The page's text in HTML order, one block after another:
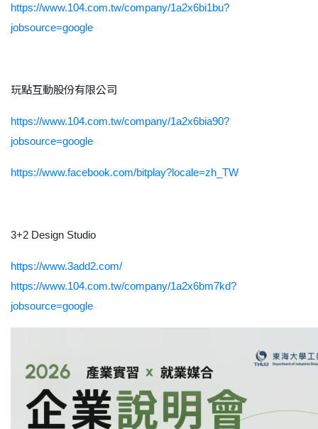
https://www.104.com.tw/company/1a2x6bi1bu?
jobsource=google
玩點互動股份有限公司
https://www.104.com.tw/company/1a2x6bia90?
jobsource=google
https://www.facebook.com/bitplay?locale=zh_TW
3+2 Design Studio
https://www.3add2.com/
https://www.104.com.tw/company/1a2x6bm7kd?
jobsource=google